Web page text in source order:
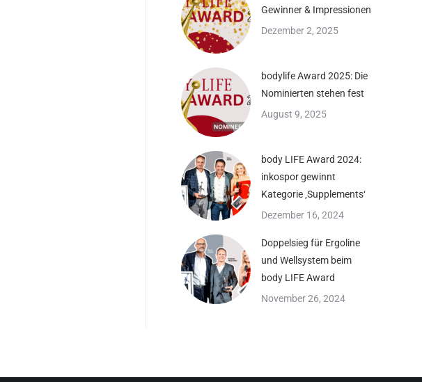
Gewinner & Impressionen
Dezember 2, 2025
bodylife Award 2025: Die
Nominierten stehen fest
August 9, 2025
body LIFE Award 2024:
inkospor gewinnt
Kategorie ‚Supplements‘
Dezember 16, 2024
Doppelsieg für Ergoline
und Wellsystem beim
body LIFE Award
November 26, 2024